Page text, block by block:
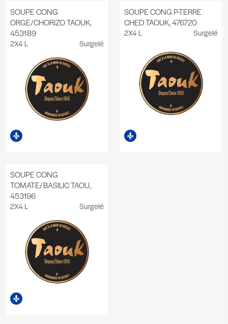
SOUPE CONG
ORGE/CHORIZO TAOUK,
453189
2X4 L Surgelé
SOUPE CONG P-TERRE
CHED TAOUK, 476720
2X4 L Surgelé
SOUPE CONG
TOMATE/BASILIC TAOU,
453196
2X4 L Surgelé